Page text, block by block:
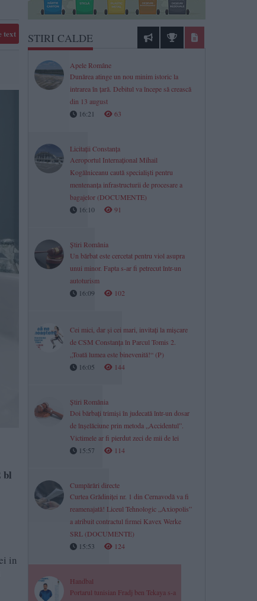
text
bl
in
STIRI CALDE
Apele Române
Dunărea atinge un nou minim istoric la
intrarea în țară. Debitul va începe să crească
din 13 august
16:21
63
Licitații Constanța
Aeroportul Internațional Mihail
Kogălniceanu caută specialiști pentru
mentenanța infrastructurii de procesare a
bagajelor (DOCUMENTE)
16:10
91
Știri România
Un bărbat este cercetat pentru viol asupra
unui minor. Fapta s-ar fi petrecut într-un
autoturism
16:09
102
Cei mici, dar și cei mari, invitați la mișcare
de CSM Constanța în Parcul Tomis 2.
„Toată lumea este binevenită!“ (P)
16:05
144
Știri România
Doi bărbați trimiși în judecată într-un dosar
de înșelăciune prin metoda „Accidentul”.
Victimele ar fi pierdut zeci de mii de lei
15:57
114
Cumpărări directe
Curtea Grădiniței nr. 1 din Cernavodă va fi
reamenajată! Liceul Tehnologic „Axiopolis”
a atribuit contractul firmei Kavex Werke
SRL (DOCUMENTE)
15:53
124
Handbal
Portarul tunisian Fradj ben Tekaya s-a